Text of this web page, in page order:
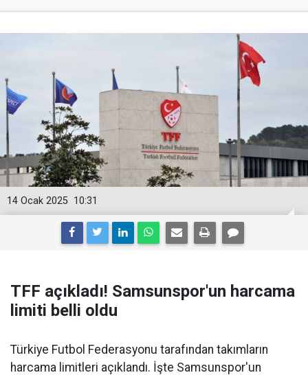
10:31
14 Ocak 2025
TFF açıkladı! Samsunspor'un harcama
limiti belli oldu
Türkiye Futbol Federasyonu tarafından takımların
harcama limitleri açıklandı. İşte Samsunspor'un